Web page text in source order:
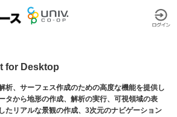
for Desktop
析、サーフェス作成のための高度な機能を提供し
タから地形の作成、解析の実行、可視領域の表
たリアルな景観の作成、3次元のナビゲーション